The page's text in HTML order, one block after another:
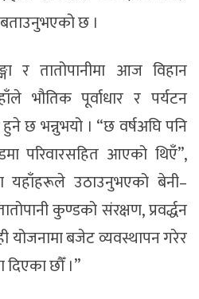
बताउनुभएको छ ।
र तातोपानीमा आज विहान
भौतिक पूर्वाधार र पर्यटन
छ भन्नुभयो । “छ वर्षअघि पनि
परिवारसहित आएको थिएँ”,
यहाँहरूले उठाउनुभएको बेनी–
कुण्डको संरक्षण, प्रवर्द्धन
योजनामा बजेट व्यवस्थापन गरेर
दिएका छौँ ।”